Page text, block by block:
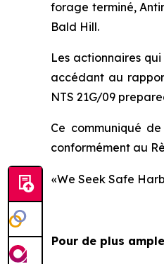
forage terminé,
Bald Hill.
Les actionnaires
accédant au
NTS 21G/09
Ce communiqué
conformément au
«We Seek Safe
Pour de plus